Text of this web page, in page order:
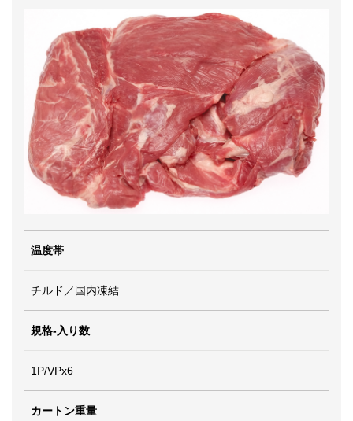
温度帯
チルド／国内凍結
規格-入り数
1P/VPx6
カートン重量